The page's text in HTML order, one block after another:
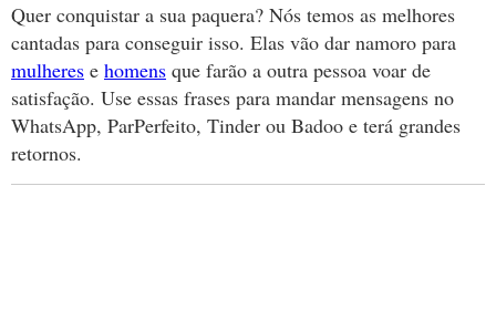
Quer conquistar a sua paquera? Nós temos as melhores
cantadas para conseguir isso. Elas vão dar namoro para
mulheres e homens que farão a outra pessoa voar de
satisfação. Use essas frases para mandar mensagens no
WhatsApp, ParPerfeito, Tinder ou Badoo e terá grandes
retornos.